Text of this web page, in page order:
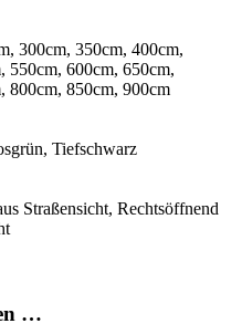
300cm, 350cm, 400cm,
550cm, 600cm, 650cm,
800cm, 850cm, 900cm
Tiefschwarz
Straßensicht, Rechtsöffnend
…